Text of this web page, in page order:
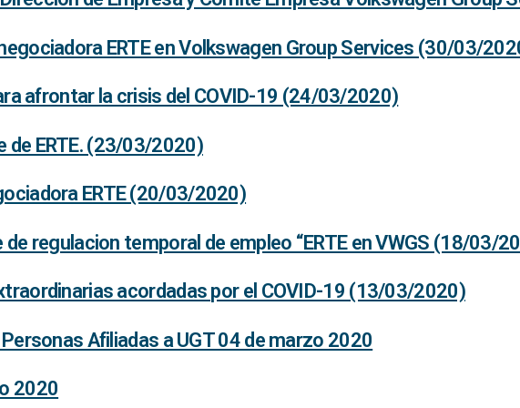
ERTE en Volkswagen Group Services (30/03/
afrontar la crisis del COVID-19 (24/03/2020)
de ERTE. (23/03/2020)
ERTE (20/03/2020)
regulacion temporal de empleo “ERTE en VWGS (18/03/
acordadas por el COVID-19 (13/03/2020)
Afiliadas a UGT 04 de marzo 2020
2020